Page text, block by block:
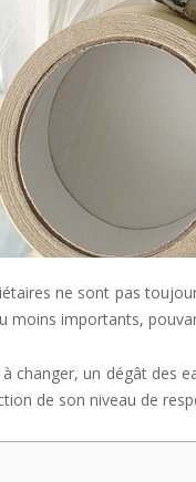
ne sont pas
moins importants,
changer, un dégât des
de son niveau de